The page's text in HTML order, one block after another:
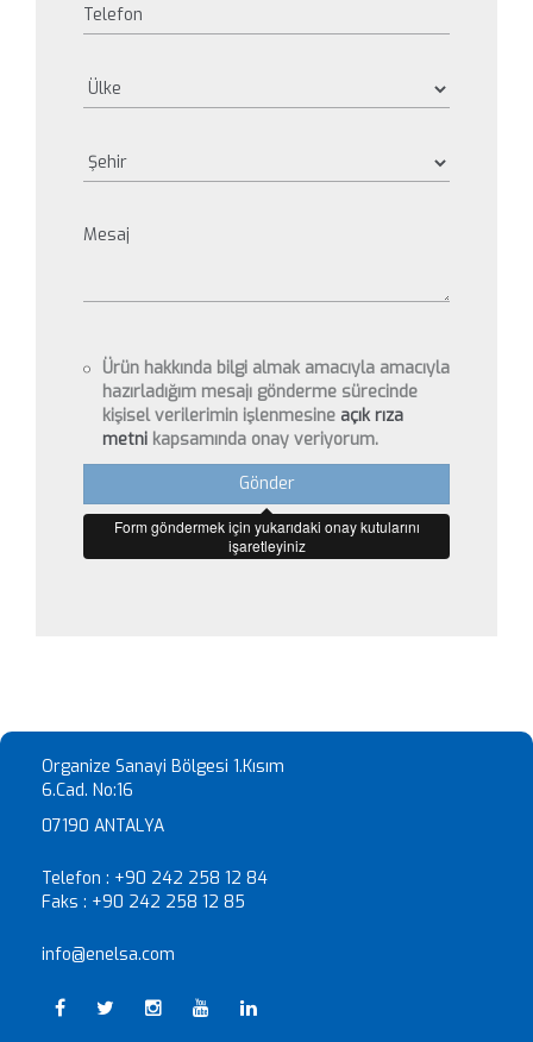
Ürün hakkında bilgi almak amacıyla amacıyla
hazırladığım mesajı gönderme sürecinde
kişisel verilerimin işlenmesine açık rıza
metnikapsamında onay veriyorum.
Gönder
Form göndermek için yukarıdaki onay kutularını
işaretleyiniz
Organize Sanayi Bölgesi 1.Kısım
6.Cad. No:16
07190 ANTALYA
Telefon : +90 242 258 12 84
Faks : +90 242 258 12 85
info@enelsa.com